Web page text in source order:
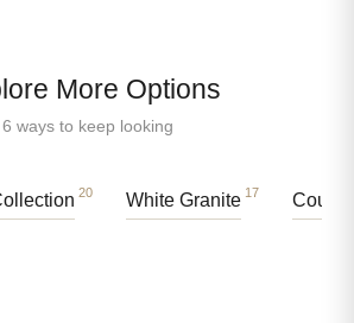
More Options
6 ways to keep looking
20 White Granite 17